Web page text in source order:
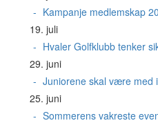
Kampanje medlemskap
19. juli
Hvaler Golfklubb tenker
29. juni
Juniorene skal være med
25. juni
Sommerens vakreste